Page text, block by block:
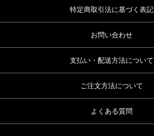
特定商取引法に基づく表記
お問い合わせ
支払い・配送方法について
ご注文方法について
よくある質問